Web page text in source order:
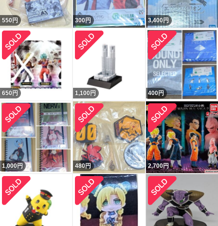
550円 300円 3,400円
650 円 1,100 円 400円
1,000円 480円 2,700円